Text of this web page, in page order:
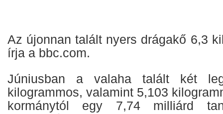
Az újonnan talált nyers drágakő 6,3
írja a bbc.com.
Júniusban a valaha talált két
kilogrammos, valamint 5,103
kormánytól egy 7,74 milliárd